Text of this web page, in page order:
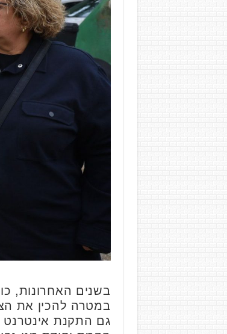
בשנים האחרונות,
במטרה להכין את
גם התקנת אינטרנט